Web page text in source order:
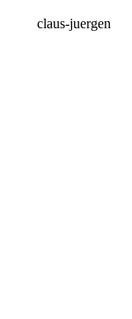
claus-juergen